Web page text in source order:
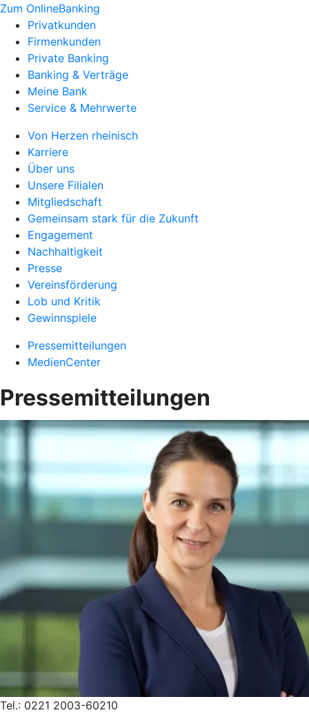
Zum OnlineBanking
Privatkunden
Firmenkunden
Private Banking
Banking & Verträge
Meine Bank
Service & Mehrwerte
Von Herzen rheinisch
Karriere
Über uns
Unsere Filialen
Mitgliedschaft
Gemeinsam stark für die Zukunft
Engagement
Nachhaltigkeit
Presse
Vereinsförderung
Lob und Kritik
Gewinnspiele
Pressemitteilungen
MedienCenter
Pressemitteilungen
Tel.: 0221 2003-60210